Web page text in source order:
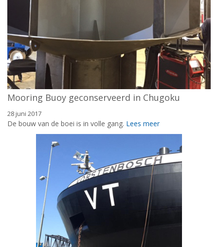
Mooring Buoy geconserveerd in Chugoku
28 juni 2017
De bouw van de boei is in volle gang. Lees meer